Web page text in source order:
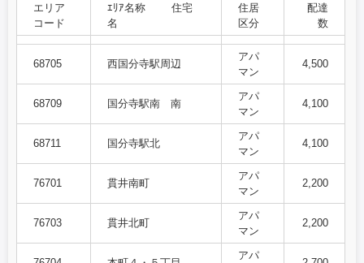
エリア
コード
ｴﾘｱ名称 住宅
名
住居
区分
配達
数
68705 西国分寺駅周辺
アパ
マン
4,500
68709 国分寺駅南 南
アパ
マン
4,100
68711 国分寺駅北
アパ
マン
4,100
76701 貫井南町
アパ
マン
2,200
76703 貫井北町
アパ
マン
2,200
アパ